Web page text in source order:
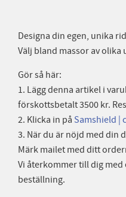
Designa din egen, unika
Välj bland massor av
Gör så här:
1. Lägg denna artikel i
förskottsbetalt 3500 kr.
2. Klicka in på Samshield |
3. När du är nöjd med din
Märk mailet med ditt
Vi återkommer till dig
beställning.